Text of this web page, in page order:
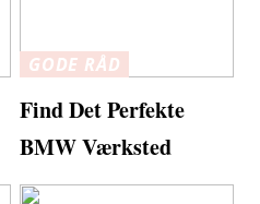
GODE RÅD
Find Det Perfekte
BMW Værksted